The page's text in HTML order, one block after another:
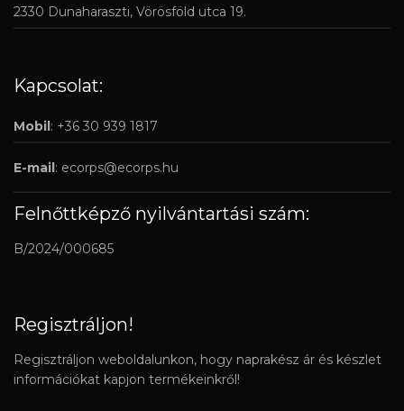
2330 Dunaharaszti, Vörösföld utca 19.
Kapcsolat:
Mobil: +36 30 939 1817
E-mail: ecorps@ecorps.hu
Felnőttképző nyilvántartási szám:
B/2024/000685
Regisztráljon!
Regisztráljon weboldalunkon, hogy naprakész ár és készlet
információkat kapjon termékeinkről!